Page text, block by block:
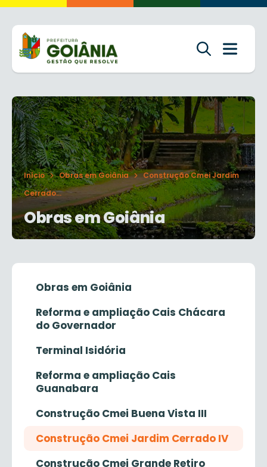
Início Obras em Goiânia
Construção Cmei Jardim
Cerrado...
Obras em Goiânia
Obras em Goiânia
Reforma e ampliação Cais Chácara
do Governador
Terminal Isidória
Reforma e ampliação Cais
Guanabara
Construção Cmei Buena Vista III
Construção Cmei Jardim Cerrado IV
Construção Cmei Grande Retiro